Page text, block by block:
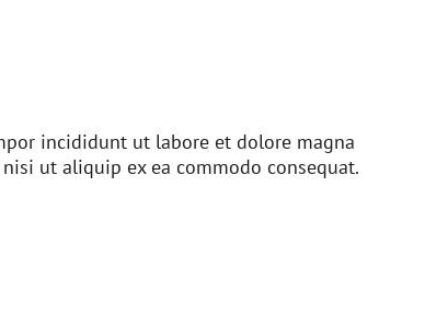
incididunt ut labore et dolore magna
ut aliquip ex ea commodo consequat.